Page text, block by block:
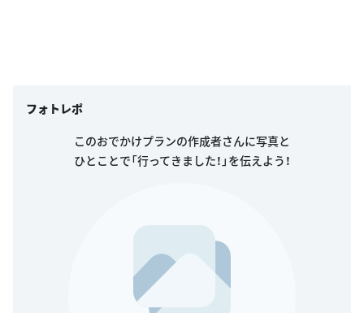
フォトレポ
このおでかけプランの作成者さんに写真と
ひとことで「行ってきました！」を伝えよう！